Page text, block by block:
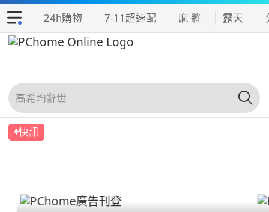
24h購物 7-11超速配 麻 將 露天
快訊